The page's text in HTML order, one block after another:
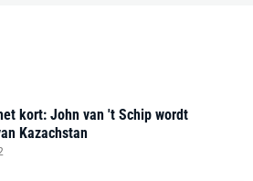
kort: John van 't Schip wordt
Kazachstan